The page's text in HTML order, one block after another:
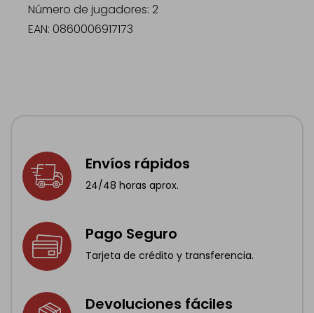
Número de jugadores: 2
EAN: 0860006917173
Envíos rápidos
24/48 horas aprox.
Pago Seguro
Tarjeta de crédito y transferencia.
Devoluciones fáciles